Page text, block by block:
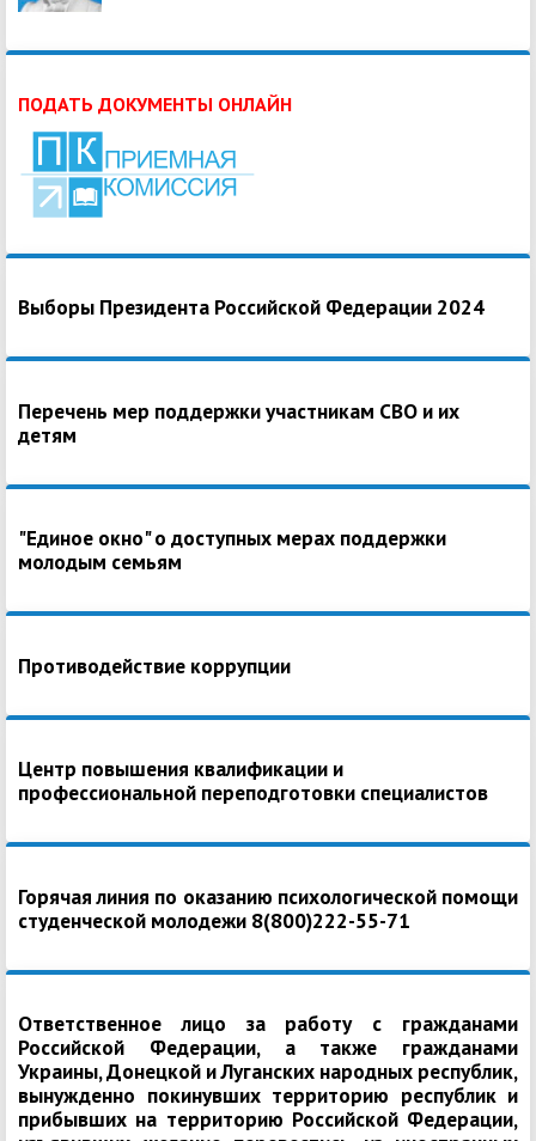
ПОДАТЬ ДОКУМЕНТЫ ОНЛАЙН
Выборы Президента Российской Федерации 2024
Перечень мер поддержки участникам СВО и их
детям
"Единое окно" о доступных мерах поддержки
молодым семьям
Противодействие коррупции
Центр повышения квалификации и
профессиональной переподготовки специалистов
Горячая линия по оказанию психологической помощи
студенческой молодежи 8(800)222-55-71
Ответственное лицо за работу с гражданами
Российской Федерации, а также гражданами
Украины, Донецкой и Луганских народных республик,
вынужденно покинувших территорию республик и
прибывших на территорию Российской Федерации,